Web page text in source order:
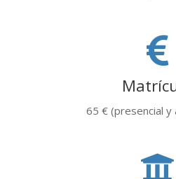
65 € (presencial y